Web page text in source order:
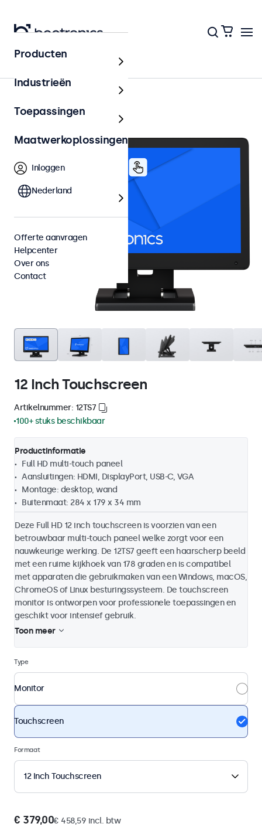
12 Inch Touchscreen
Artikelnummer: 12TS7
100+ stuks beschikbaar
Productinformatie
Full HD multi-touch paneel
Aansluitingen: HDMI, DisplayPort, USB-C, VGA
Montage: desktop, wand
Buitenmaat: 284 x 179 x 34 mm
Deze Full HD 12 inch touchscreen is voorzien van een
betrouwbaar multi-touch paneel welke zorgt voor een
nauwkeurige werking. De 12TS7 geeft een haarscherp beeld
met een ruime kijkhoek van 178 graden en is compatibel
met apparaten die gebruikmaken van een Windows, macOS,
ChromeOS of Linux besturingssysteem. De touchscreen
monitor is ontworpen voor professionele toepassingen en
geschikt voor intensief gebruik.
Toon meer
Type
Monitor
Touchscreen
Formaat
12 Inch Touchscreen
€ 379,00€ 458,59 incl. btw
Producten
Industrieën
Toepassingen
Maatwerkoplossingen
Inloggen
Nederland
Offerte aanvragen
Helpcenter
Over ons
Contact